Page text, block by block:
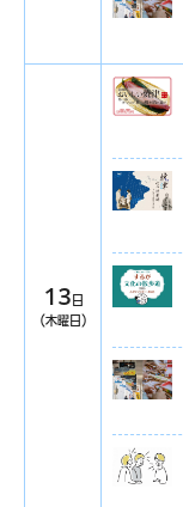
13 日
（木曜日）